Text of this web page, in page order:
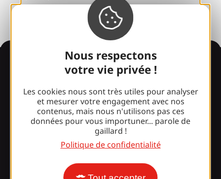
Nous respectons
votre vie privée !
Les cookies nous sont très utiles pour analyser
et mesurer votre engagement avec nos
contenus, mais nous n'utilisons pas ces
données pour vous importuner... parole de
gaillard !
Politique de confidentialité
Informations
Surpris par notre design ?
Nos horaires d'ouverture
Nos brochures